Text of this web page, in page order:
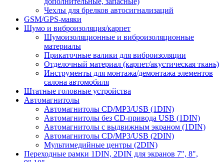
Чехлы для брелков автосигнализаций
GSM/GPS-маяки
Шумо и виброизоляция/карпет
Шумоизоляционные и виброизоляционные
материалы
Прикаточные валики для виброизоляции
Отделочный материал (карпет/акустическая ткань)
Инструменты для монтажа/демонтажа элементов
салона автомобиля
Штатные головные устройства
Автомагнитолы
Автомагнитолы CD/MP3/USB (1DIN)
Автомагнитолы без CD-привода USB (1DIN)
Автомагнитолы с выдвижным экраном (1DIN)
Автомагнитолы CD/MP3/USB (2DIN)
Мультимедийные центры (2DIN)
Переходные рамки 1DIN, 2DIN для экранов 7", 8",